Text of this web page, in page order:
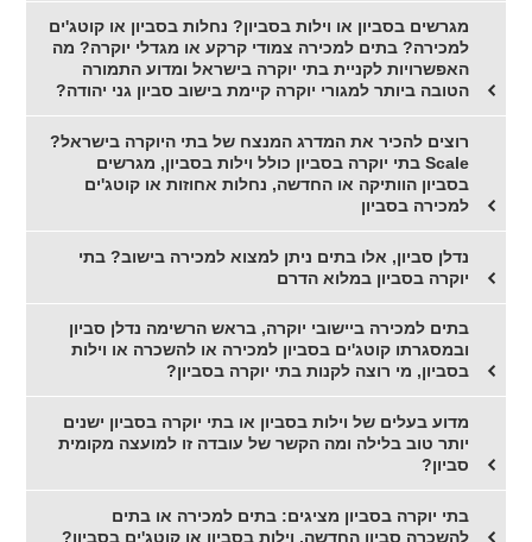
מגרשים בסביון או וילות בסביון? נחלות בסביון או קוטג'ים
למכירה? בתים למכירה צמודי קרקע או מגדלי יוקרה? מה
האפשרויות לקניית בתי יוקרה בישראל ומדוע התמורה
הטובה ביותר למגורי יוקרה קיימת בישוב סביון גני יהודה?
רוצים להכיר את המדרג המנצח של בתי היוקרה בישראל?
Scale בתי יוקרה בסביון כולל וילות בסביון, מגרשים
בסביון הוותיקה או החדשה, נחלות אחוזות או קוטג'ים
למכירה בסביון
נדלן סביון, אלו בתים ניתן למצוא למכירה בישוב? בתי
יוקרה בסביון במלוא הדרם
בתים למכירה ביישובי יוקרה, בראש הרשימה נדלן סביון
ובמסגרתו קוטג'ים בסביון למכירה או להשכרה או וילות
בסביון, מי רוצה לקנות בתי יוקרה בסביון?
מדוע בעלים של וילות בסביון או בתי יוקרה בסביון ישנים
יותר טוב בלילה ומה הקשר של עובדה זו למועצה מקומית
סביון?
בתי יוקרה בסביון מציגים: בתים למכירה או בתים
להשכרה סביון החדשה, וילות בסביון או קוטג'ים בסביון?